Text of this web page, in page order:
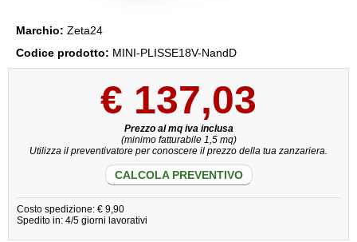
Marchio: Zeta24
Codice prodotto: MINI-PLISSE18V-NandD
€ 137,03
Prezzo al mq iva inclusa
(minimo fatturabile 1,5 mq)
Utilizza il preventivatore per conoscere il prezzo della tua zanzariera.
CALCOLA PREVENTIVO
Costo spedizione: € 9,90
Spedito in: 4/5 giorni lavorativi